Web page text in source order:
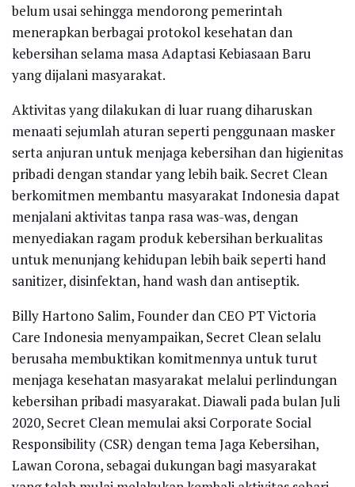
belum usai sehingga mendorong pemerintah
menerapkan berbagai protokol kesehatan dan
kebersihan selama masa Adaptasi Kebiasaan Baru
yang dijalani masyarakat.
Aktivitas yang dilakukan di luar ruang diharuskan
menaati sejumlah aturan seperti penggunaan masker
serta anjuran untuk menjaga kebersihan dan higienitas
pribadi dengan standar yang lebih baik. Secret Clean
berkomitmen membantu masyarakat Indonesia dapat
menjalani aktivitas tanpa rasa was-was, dengan
menyediakan ragam produk kebersihan berkualitas
untuk menunjang kehidupan lebih baik seperti hand
sanitizer, disinfektan, hand wash dan antiseptik.
Billy Hartono Salim, Founder dan CEO PT Victoria
Care Indonesia menyampaikan, Secret Clean selalu
berusaha membuktikan komitmennya untuk turut
menjaga kesehatan masyarakat melalui perlindungan
kebersihan pribadi masyarakat. Diawali pada bulan Juli
2020, Secret Clean memulai aksi Corporate Social
Responsibility (CSR) dengan tema Jaga Kebersihan,
Lawan Corona, sebagai dukungan bagi masyarakat